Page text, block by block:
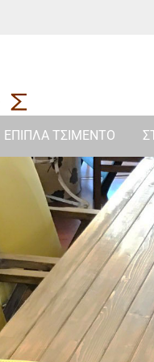
ΕΠΙΠΛΑ ΤΣΙΜΕΝΤΟ